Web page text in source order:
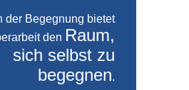
der Begegnung bietet
den Raum,
sich selbst zu
begegnen.